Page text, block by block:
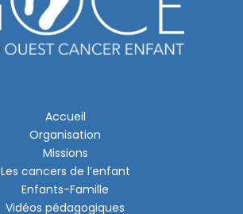
Accueil
Organisation
Missions
Les cancers de l’enfant
Enfants-Famille
Vidéos pédagogiques